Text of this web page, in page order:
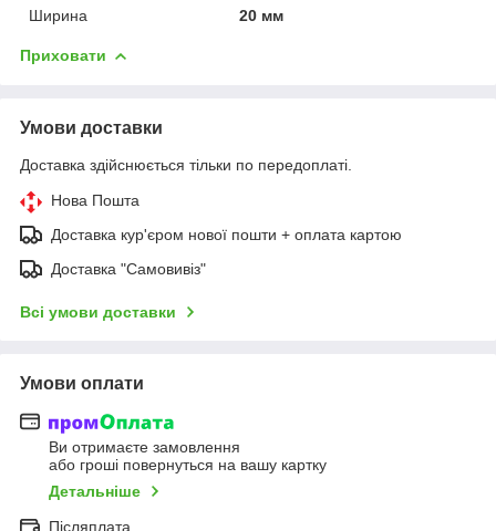
Ширина 20 мм
Приховати
Умови доставки
Доставка здійснюється тільки по передоплаті.
Нова Пошта
Доставка кур'єром нової пошти + оплата картою
Доставка "Самовивіз"
Всі умови доставки
Умови оплати
Ви отримаєте замовлення
або гроші повернуться на вашу картку
Детальніше
Післяплата